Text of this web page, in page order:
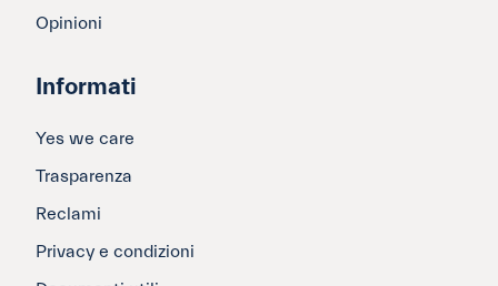
Opinioni
Informati
Yes we care
Trasparenza
Reclami
Privacy e condizioni